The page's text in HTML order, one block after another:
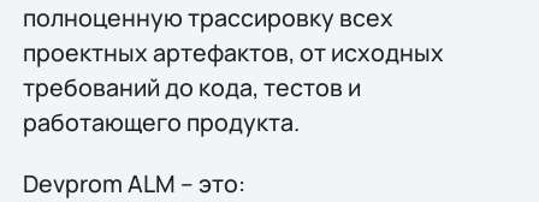
полноценную трассировку всех
проектных артефактов, от исходных
требований до кода, тестов и
работающего продукта.
Devprom ALM – это: